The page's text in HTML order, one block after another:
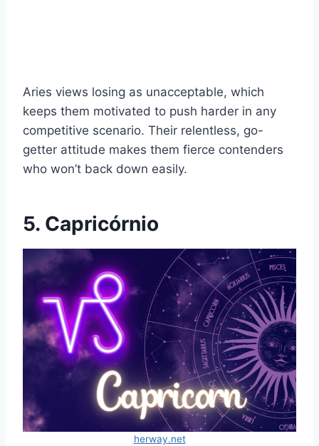
Aries views losing as unacceptable, which
keeps them motivated to push harder in any
competitive scenario. Their relentless, go-
getter attitude makes them fierce contenders
who won’t back down easily.
5. Capricórnio
herway.net